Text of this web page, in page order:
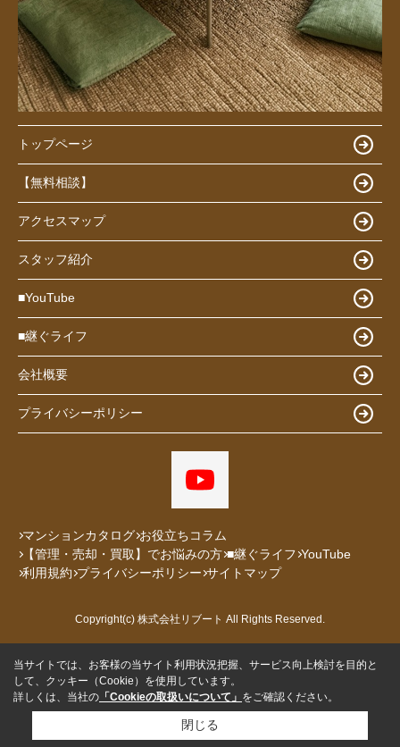
トップページ
【無料相談】
アクセスマップ
スタッフ紹介
■YouTube
■継ぐライフ
会社概要
プライバシーポリシー
マンションカタログ お役立ちコラム
【管理・売却・買取】でお悩みの方 ■継ぐライフ YouTube
利用規約 プライバシーポリシー サイトマップ
Copyright(c) 株式会社リブート All Rights Reserved.
当サイトでは、お客様の当サイト利用状況把握、サービス向上検討を目的と
して、クッキー（Cookie）を使用しています。
詳しくは、当社の 「Cookieの取扱いについて」 をご確認ください。
閉じる